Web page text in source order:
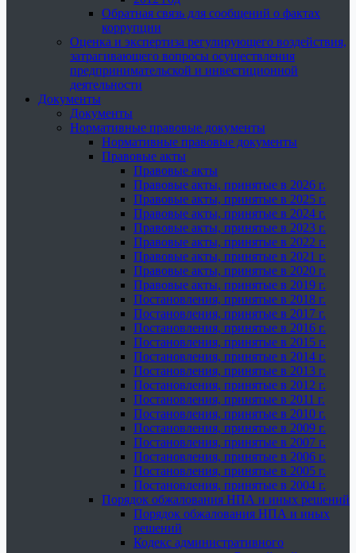
Обратная связь для сообщений о фактах
коррупции
Оценка и экспертиза регулирующего воздействия,
затрагивающего вопросы осуществления
предпринимательской и инвестиционной
деятельности
Документы
Документы
Нормативные правовые документы
Нормативные правовые документы
Правовые акты
Правовые акты
Правовые акты, принятые в 2026 г.
Правовые акты, принятые в 2025 г.
Правовые акты, принятые в 2024 г.
Правовые акты, принятые в 2023 г.
Правовые акты, принятые в 2022 г.
Правовые акты, принятые в 2021 г.
Правовые акты, принятые в 2020 г.
Правовые акты, принятые в 2019 г.
Постановления, принятые в 2018 г.
Постановления, принятые в 2017 г.
Постановления, принятые в 2016 г.
Постановления, принятые в 2015 г.
Постановления, принятые в 2014 г.
Постановления, принятые в 2013 г.
Постановления, принятые в 2012 г.
Постановления, принятые в 2011 г.
Постановления, принятые в 2010 г.
Постановления, принятые в 2009 г.
Постановления, принятые в 2007 г.
Постановления, принятые в 2006 г.
Постановления, принятые в 2005 г.
Постановления, принятые в 2004 г.
Порядок обжалования НПА и иных решений
Порядок обжалования НПА и иных
решений
Кодекс административного